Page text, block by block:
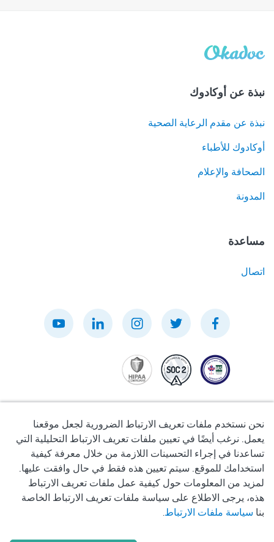
نبذة عن أوكادوك
نبذة عن مقدم الرعاية الصحية
أوكادوك للأطباء
الصحافة والإعلام
المدونة
مساعدة
اتصال
سياسة الخصوصية
شروط الاستخدام
سياسة ملفات تعريف الارتباط
نحن نستخدم ملفات تعريف الارتباط الضرورية لجعل موقعنا
يعمل. نرغب أيضًا في تعيين ملفات تعريف الارتباط التحليلية التي
تساعدنا في إجراء التحسينات اللازمة من خلال معرفة كيفية
استخدامك للموقع. سيتم تعيين هذه فقط في حال وافقت عليها.
لمزيد من المعلومات حول كيفية عمل ملفات تعريف الارتباط
هذه، يرجى الاطلاع على سياسة ملفات تعريف الارتباط الخاصة
بنا سياسة ملفات الارتباط.